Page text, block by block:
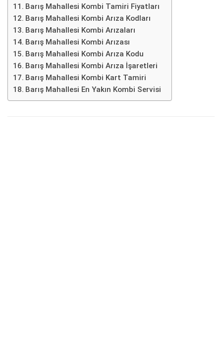
Barış Mahallesi Kombi Tamiri Fiyatları
Barış Mahallesi Kombi Arıza Kodları
Barış Mahallesi Kombi Arızaları
Barış Mahallesi Kombi Arızası
Barış Mahallesi Kombi Arıza Kodu
Barış Mahallesi Kombi Arıza İşaretleri
Barış Mahallesi Kombi Kart Tamiri
Barış Mahallesi En Yakın Kombi Servisi